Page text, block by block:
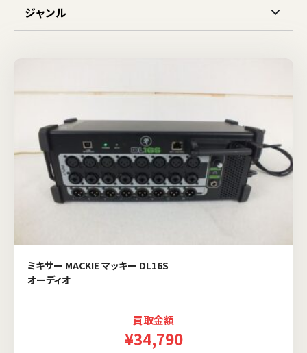
ジャンル
ミキサー MACKIE マッキー DL16S
オーディオ
買取金額
¥34,790